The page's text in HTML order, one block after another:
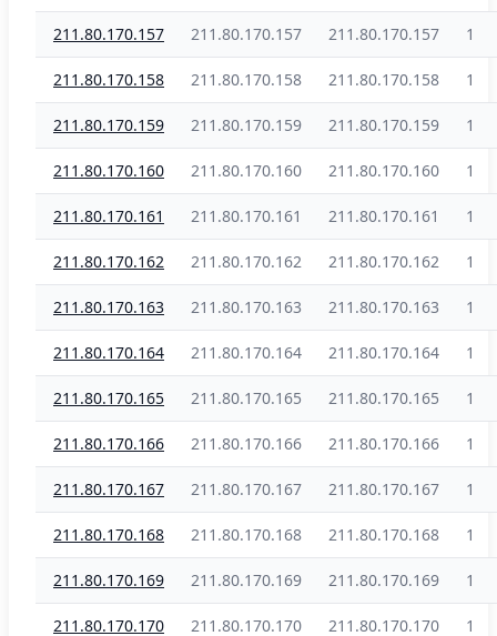
211.80.170.157 211.80.170.157 211.80.170.157 1
211.80.170.158 211.80.170.158 211.80.170.158 1
211.80.170.159 211.80.170.159 211.80.170.159 1
211.80.170.160 211.80.170.160 211.80.170.160 1
211.80.170.161 211.80.170.161 211.80.170.161 1
211.80.170.162 211.80.170.162 211.80.170.162 1
211.80.170.163 211.80.170.163 211.80.170.163 1
211.80.170.164 211.80.170.164 211.80.170.164 1
211.80.170.165 211.80.170.165 211.80.170.165 1
211.80.170.166 211.80.170.166 211.80.170.166 1
211.80.170.167 211.80.170.167 211.80.170.167 1
211.80.170.168 211.80.170.168 211.80.170.168 1
211.80.170.169 211.80.170.169 211.80.170.169 1
211.80.170.170 211.80.170.170 211.80.170.170 1